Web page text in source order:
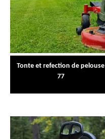
Tonte et refection de pelouse
77